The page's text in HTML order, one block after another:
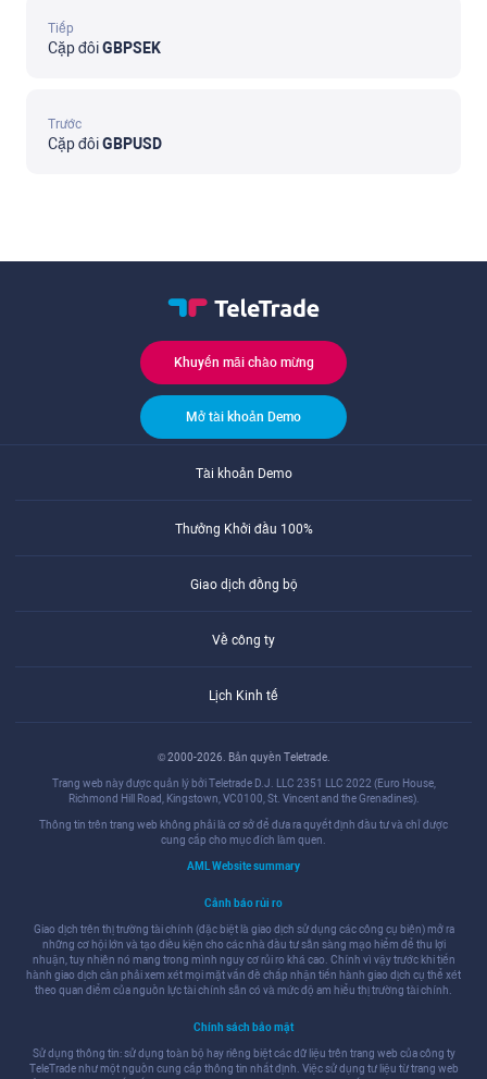
Tiếp
Cặp đôiGBPSEK
Trước
Cặp đôiGBPUSD
Khuyến mãi chào mừng
Mở tài khoản Demo
Tài khoản Demo
Thưởng Khởi đầu 100%
Giao dịch đồng bộ
Về công ty
Lịch Kinh tế
© 2000-2026. Bản quyền Teletrade.
Trang web này được quản lý bởi Teletrade D.J. LLC 2351 LLC 2022 (Euro House,
Richmond Hill Road, Kingstown, VC0100, St. Vincent and the Grenadines).
Thông tin trên trang web không phải là cơ sở để đưa ra quyết định đầu tư và chỉ được
cung cấp cho mục đích làm quen.
AML Website summary
Cảnh báo rủi ro
Giao dịch trên thị trường tài chính (đặc biệt là giao dịch sử dụng các công cụ biên) mở ra
những cơ hội lớn và tạo điều kiện cho các nhà đầu tư sẵn sàng mạo hiểm để thu lợi
nhuận, tuy nhiên nó mang trong mình nguy cơ rủi ro khá cao. Chính vì vậy trước khi tiến
hành giao dịch cần phải xem xét mọi mặt vấn đề chấp nhận tiến hành giao dịch cụ thể xét
theo quan điểm của nguồn lực tài chính sẵn có và mức độ am hiểu thị trường tài chính.
Chính sách bảo mật
Sử dụng thông tin: sử dụng toàn bộ hay riêng biệt các dữ liệu trên trang web của công ty
TeleTrade như một nguồn cung cấp thông tin nhất định. Việc sử dụng tư liệu từ trang web